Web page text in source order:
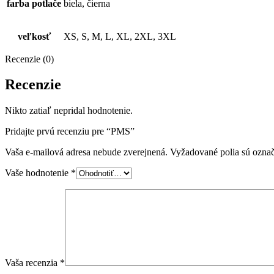
farba potlače biela, čierna
veľkosť XS, S, M, L, XL, 2XL, 3XL
Recenzie (0)
Recenzie
Nikto zatiaľ nepridal hodnotenie.
Pridajte prvú recenziu pre “PMS”
Vaša e-mailová adresa nebude zverejnená. Vyžadované polia sú
Vaše hodnotenie *
Vaša recenzia *